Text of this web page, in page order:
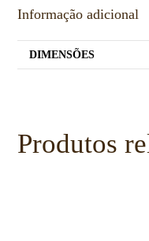
Informação adicional
DIMENSÕES
Produtos